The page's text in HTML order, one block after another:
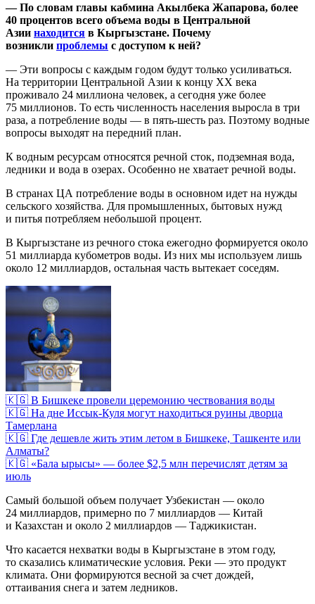
— По словам главы кабмина Акылбека Жапарова, более
40 процентов всего объема воды в Центральной
Азии находится в Кыргызстане. Почему
возникли проблемы с доступом к ней?
— Эти вопросы с каждым годом будут только усиливаться.
На территории Центральной Азии к концу XX века
проживало 24 миллиона человек, а сегодня уже более
75 миллионов. То есть численность населения выросла в три
раза, а потребление воды — в пять-шесть раз. Поэтому водные
вопросы выходят на передний план.
К водным ресурсам относятся речной сток, подземная вода,
ледники и вода в озерах. Особенно не хватает речной воды.
В странах ЦА потребление воды в основном идет на нужды
сельского хозяйства. Для промышленных, бытовых нужд
и питья потребляем небольшой процент.
В Кыргызстане из речного стока ежегодно формируется около
51 миллиарда кубометров воды. Из них мы используем лишь
около 12 миллиардов, остальная часть вытекает соседям.
🇰🇬 В Бишкеке провели церемонию чествования воды
🇰🇬 На дне Иссык-Куля могут находиться руины дворца
Тамерлана
🇰🇬 Где дешевле жить этим летом в Бишкеке, Ташкенте или
Алматы?
🇰🇬 «Бала ырысы» — более $2,5 млн перечислят детям за
июль
Самый большой объем получает Узбекистан — около
24 миллиардов, примерно по 7 миллиардов — Китай
и Казахстан и около 2 миллиардов — Таджикистан.
Что касается нехватки воды в Кыргызстане в этом году,
то сказались климатические условия. Реки — это продукт
климата. Они формируются весной за счет дождей,
оттаивания снега и затем ледников.